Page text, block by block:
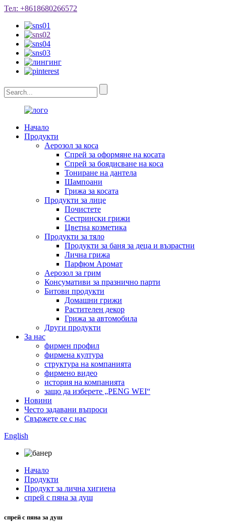
Тел: +8618680266572
Начало
Продукти
Аерозол за коса
Спрей за оформяне на косата
Спрей за боядисване на коса
Тониране на дантела
Шампоани
Грижа за косата
Продукти за лице
Почистете
Сестрински грижи
Цветна козметика
Продукти за тяло
Продукти за баня за деца и възрастни
Лична грижа
Парфюм Аромат
Аерозол за грим
Консумативи за празнично парти
Битови продукти
Домашни грижи
Растителен декор
Грижа за автомобила
Други продукти
За нас
фирмен профил
фирмена култура
структура на компанията
фирмено видео
история на компанията
защо да изберете „PENG WEI“
Новини
Често задавани въпроси
Свържете се с нас
English
Начало
Продукти
Продукт за лична хигиена
спрей с пяна за душ
спрей с пяна за душ